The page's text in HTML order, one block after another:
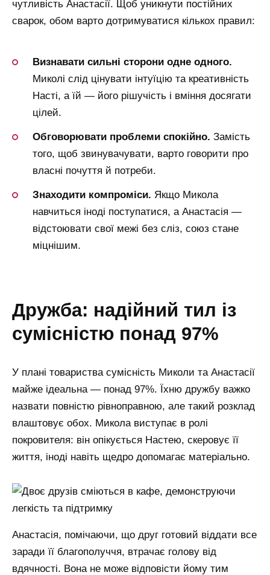
чутливість Анастасії. Щоб уникнути постійних
сварок, обом варто дотримуватися кількох правил:
Визнавати сильні сторони одне одного.
Миколі слід цінувати інтуїцію та креативність
Насті, а їй — його рішучість і вміння досягати
цілей.
Обговорювати проблеми спокійно. Замість
того, щоб звинувачувати, варто говорити про
власні почуття й потреби.
Знаходити компроміси. Якщо Микола
навчиться іноді поступатися, а Анастасія —
відстоювати свої межі без сліз, союз стане
міцнішим.
дружба: надійний тил із
сумісністю понад 97%
У плані товариства сумісність Миколи та Анастасії
майже ідеальна — понад 97%. Їхню дружбу важко
назвати повністю рівноправною, але такий розклад
влаштовує обох. Микола виступає в ролі
покровителя: він опікується Настею, скеровує її
життя, іноді навіть щедро допомагає матеріально.
Анастасія, помічаючи, що друг готовий віддати все
заради її благополуччя, втрачає голову від
вдячності. Вона не може відповісти йому тим